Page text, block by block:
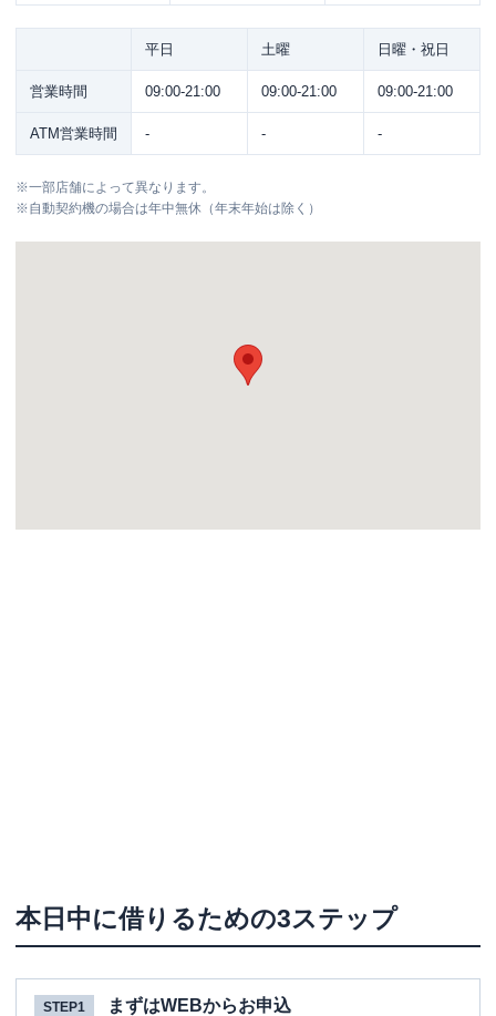
平日 土曜 日曜・祝日
営業時間 09:00-21:00 09:00-21:00 09:00-21:00
ATM営業時間 - - -
※一部店舗によって異なります。
※自動契約機の場合は年中無休（年末年始は除く）
本日中に借りるための3ステップ
STEP1 まずはWEBからお申込